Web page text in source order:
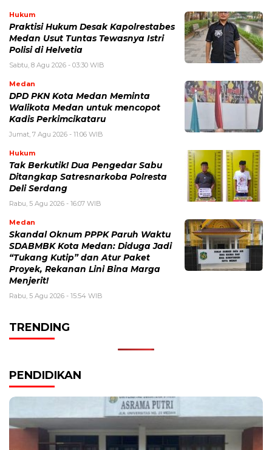
Hukum
Praktisi Hukum Desak Kapolrestabes
Medan Usut Tuntas Tewasnya Istri
Polisi di Helvetia
Sabtu, 8 Agu 2026 - 03:30 WIB
Medan
DPD PKN Kota Medan Meminta
Walikota Medan untuk mencopot
Kadis Perkimcikataru
Jumat, 7 Agu 2026 - 11:06 WIB
Hukum
Tak Berkutik! Dua Pengedar Sabu
Ditangkap Satresnarkoba Polresta
Deli Serdang
Rabu, 5 Agu 2026 - 16:07 WIB
Medan
Skandal Oknum PPPK Paruh Waktu
SDABMBK Kota Medan: Diduga Jadi
“Tukang Kutip” dan Atur Paket
Proyek, Rekanan Lini Bina Marga
Menjerit!
Rabu, 5 Agu 2026 - 15:54 WIB
TRENDING
PENDIDIKAN